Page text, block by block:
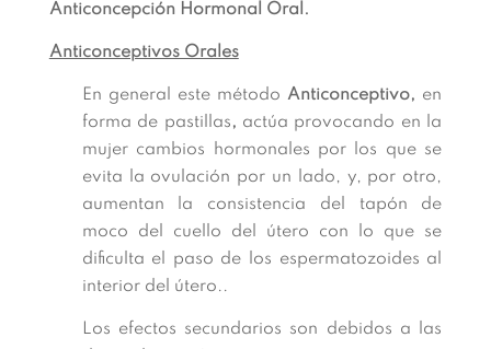
Anticoncepción Hormonal Oral.
Anticonceptivos Orales
En general este métodoAnticonceptivo, en
forma de pastillas, actúa provocando en la
mujer cambios hormonales por los que se
evita la ovulación por un lado, y, por otro,
aumentan la consistencia del tapón de
moco del cuello del útero con lo que se
dificulta el paso de los espermatozoides al
interior del útero..
Los efectos secundarios son debidos a las